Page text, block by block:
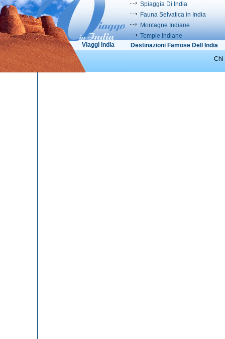
Spiaggia Di India
Fauna Selvatica in India
Montagne Indiane
Tempie Indiane
Viaggi India
Destinazioni Famose Dell India
Chi